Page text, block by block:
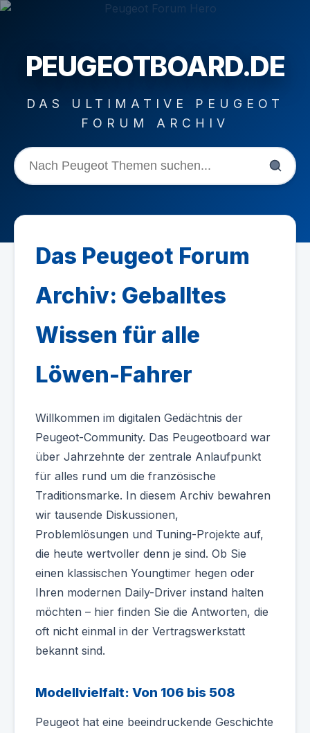
PEUGEOTBOARD.DE
DAS ULTIMATIVE PEUGEOT
FORUM ARCHIV
Das Peugeot Forum
Archiv: Geballtes
Wissen für alle
Löwen-Fahrer
Willkommen im digitalen Gedächtnis der
Peugeot-Community. Das Peugeotboard war
über Jahrzehnte der zentrale Anlaufpunkt
für alles rund um die französische
Traditionsmarke. In diesem Archiv bewahren
wir tausende Diskussionen,
Problemlösungen und Tuning-Projekte auf,
die heute wertvoller denn je sind. Ob Sie
einen klassischen Youngtimer hegen oder
Ihren modernen Daily-Driver instand halten
möchten – hier finden Sie die Antworten, die
oft nicht einmal in der Vertragswerkstatt
bekannt sind.
Modellvielfalt: Von 106 bis 508
Peugeot hat eine beeindruckende Geschichte